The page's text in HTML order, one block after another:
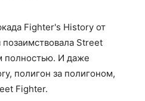
Fighter's History от
позаимствовала Street
полностью. И даже
полигон за полигоном,
Fighter.